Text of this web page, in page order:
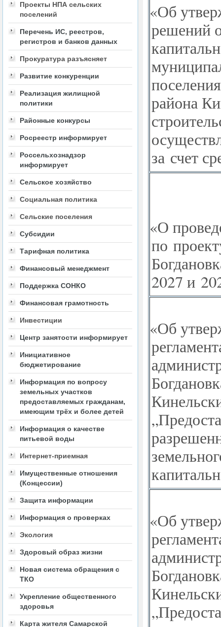
Проекты НПА сельских
поселений
Перечень ИС, реестров,
регистров и банков данных
Прокуратура разъясняет
Развитие конкуренции
Реализация жилищной
политики
Районные конкурсы
Росреестр информирует
Россельхознадзор
информирует
Сельское хозяйство
Социальная политика
Сельские поселения
Субсидии
Тарифная политика
Финансовый менеджмент
Поддержка СОНКО
Финансовая грамотность
Инвестиции
Центр занятости информирует
Инициативное
бюджетирование
Информация по вопросу
земельных участков
предоставляемых гражданам,
имеющим трёх и более детей
Информация о качестве
питьевой воды
Интернет-приемная
Имущественные отношения
(Концессии)
Защита информации
Информация о проверках
Экология
Здоровый образ жизни
Новая система обращения с
ТКО
Укрепление общественного
здоровья
Карта жителя Самарской
«Об
решений
района
за счет
«О
по
2027 и
«Об
«Об